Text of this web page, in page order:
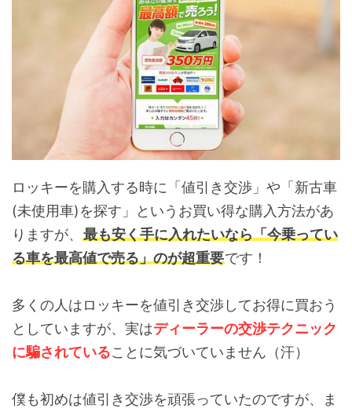
ロッキーを購入する時に「値引き交渉」や「新古車
(未使用車)を探す」というお買い得な購入方法があ
りますが、 最も安く手に入れたいなら「今乗ってい
る車を最高値で売る」のが超重要です！
多くの人はロッキーを値引き交渉してお得に買おう
としていますが、実はディーラーの交渉テクニック
に騙されていることに気づいていません（汗）
僕も初めは値引き交渉を頑張っていたのですが、ま